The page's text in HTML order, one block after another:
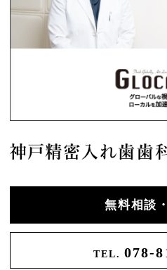
無料相談
TEL. 078-